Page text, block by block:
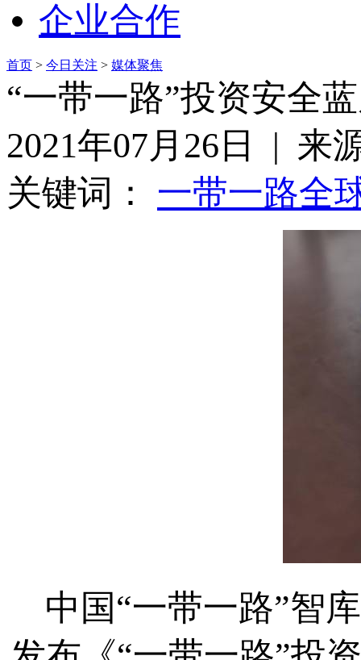
企业合作
首页 > 今日关注 > 媒体聚焦
“一带一路”投资安全
2021年07月26日 | 来
关键词： 一带一路全
中国“一带一路”智